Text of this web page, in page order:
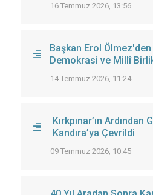
16 Temmuz 2026, 13:56
Başkan Erol
Demokrasi ve Millî
14 Temmuz 2026, 11:24
Kırkpınar’ın Ardından
Kandıra’ya Çevrildi
09 Temmuz 2026, 10:45